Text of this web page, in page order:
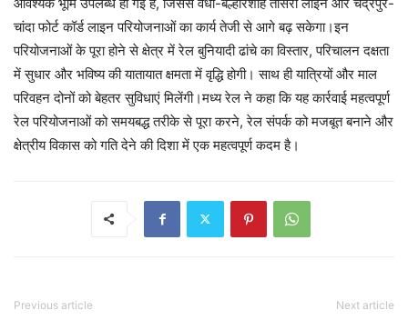
चांदा फोर्ट कॉर्ड लाइन परियोजनाओं का कार्य तेजी से आगे बढ़ सकेगा।इन
परियोजनाओं के पूरा होने से क्षेत्र में रेल बुनियादी ढांचे का विस्तार, परिचालन दक्षता
में सुधार और भविष्य की यातायात क्षमता में वृद्धि होगी। साथ ही यात्रियों और माल
परिवहन दोनों को बेहतर सुविधाएं मिलेंगी।मध्य रेल ने कहा कि यह कार्रवाई महत्वपूर्ण
रेल परियोजनाओं को समयबद्ध तरीके से पूरा करने, रेल संपर्क को मजबूत बनाने और
क्षेत्रीय विकास को गति देने की दिशा में एक महत्वपूर्ण कदम है।
Previous article Next article